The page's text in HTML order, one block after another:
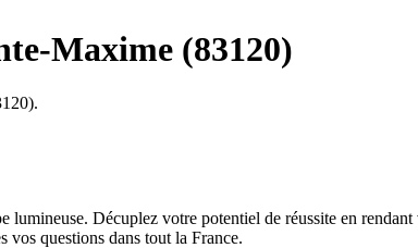
Maxime (83120)
Décuplez votre potentiel de réussite en
vos questions dans tout la France.